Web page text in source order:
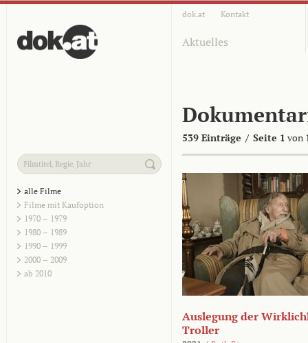
dok.at Kontakt
Aktuelles
539 Einträge / Seite 1 von
alle Filme
Filme mit Kaufoption
1970 – 1979
1980 – 1989
1990 – 1999
2000 – 2009
ab 2010
Auslegung der
Troller